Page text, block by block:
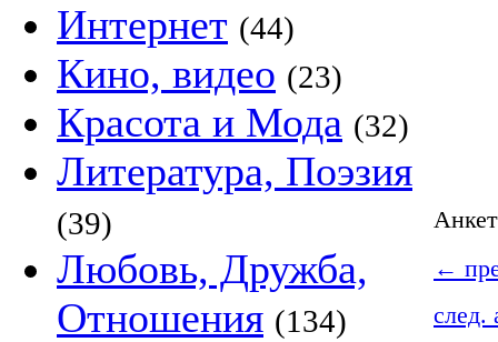
Интернет (44)
Кино, видео (23)
Красота и Мода (32)
Литература, Поэзия
(39)
Любовь, Дружба,
Отношения (134)
←
след.